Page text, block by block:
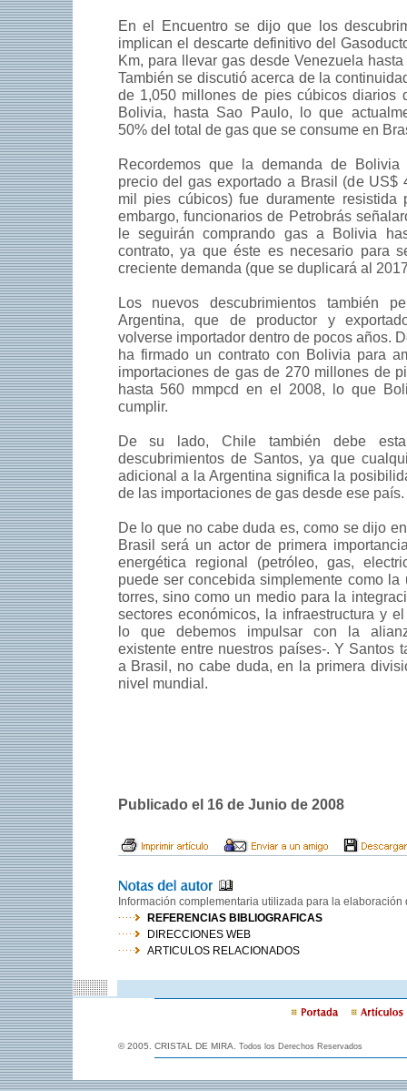
En el Encuentro se dijo que los
implican el descarte definitivo del
Km, para llevar gas desde Venezuela
También se discutió acerca de la
de 1,050 millones de pies cúbicos diarios
Bolivia, hasta Sao Paulo, lo que
50% del total de gas que se consume en
Recordemos que la demanda de
precio del gas exportado a Brasil (de US$
mil pies cúbicos) fue duramente resistida
embargo, funcionarios de Petrobrás
le seguirán comprando gas a Bolivia
contrato, ya que éste es necesario para
creciente demanda (que se duplicará al
Los nuevos descubrimientos también
Argentina, que de productor y
volverse importador dentro de pocos años.
ha firmado un contrato con Bolivia para
importaciones de gas de 270 millones de
hasta 560 mmpcd en el 2008, lo que
cumplir.
De su lado, Chile también debe
descubrimientos de Santos, ya que
adicional a la Argentina significa la
de las importaciones de gas desde ese país.
De lo que no cabe duda es, como se dijo
Brasil será un actor de primera
energética regional (petróleo, gas,
puede ser concebida simplemente como la
torres, sino como un medio para la
sectores económicos, la infraestructura y
lo que debemos impulsar con la
existente entre nuestros países-. Y Santos
a Brasil, no cabe duda, en la primera
nivel mundial.
Publicado el 16 de Junio de 2008
Información complementaria utilizada para la elaboración
REFERENCIAS BIBLIOGRAFICAS
DIRECCIONES WEB
ARTICULOS RELACIONADOS
© 2005. CRISTAL DE MIRA. Todos los Derechos Reservados